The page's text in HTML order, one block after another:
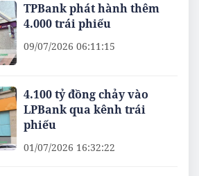
TPBank phát hành thêm
4.000 trái phiếu
09/07/2026 06:11:15
4.100 tỷ đồng chảy vào
LPBank qua kênh trái
phiếu
01/07/2026 16:32:22